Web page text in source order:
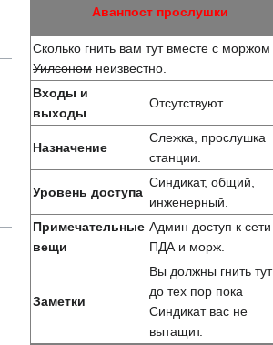
Аванпост прослушки
Сколько гнить вам тут вместе с моржом
Уилсоном неизвестно.
Входы и
выходы
Отсутствуют.
Назначение
Слежка, прослушка
станции.
Уровень доступа
Синдикат, общий,
инженерный.
Примечательные
вещи
Админ доступ к сети
ПДА и морж.
Заметки
Вы должны гнить тут
до тех пор пока
Синдикат вас не
вытащит.